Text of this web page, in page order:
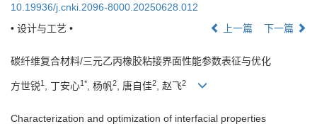
10.19936/j.cnki.2096-8000.20250628.012
• 设计与工艺 •
上一篇 下一篇
碳纤维复合材料/三元乙丙橡胶粘接界面性能参数表征与优化
方世锐1 , 丁安心1* , 杨帆2 , 唐自佳2 , 赵飞2
Characterization and optimization of interfacial properties